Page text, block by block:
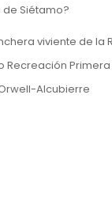
Siétamo?
viviente de la
Recreación Primera
Alcubierre